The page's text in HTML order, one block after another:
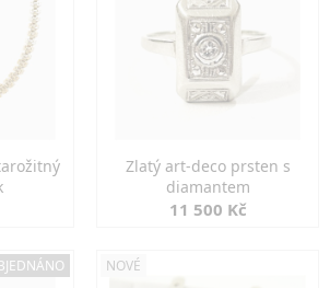
Zlatý art-deco prsten s
diamantem
11 500 Kč
NOVÉ